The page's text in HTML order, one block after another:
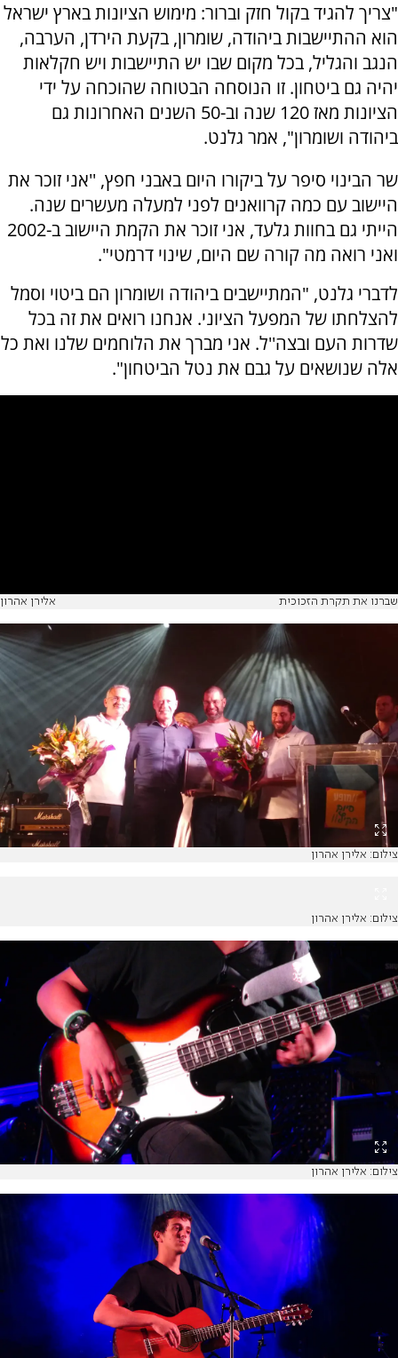
"צריך להגיד בקול חזק וברור: מימוש הציונות בארץ ישראל
הוא ההתיישבות ביהודה, שומרון, בקעת הירדן, הערבה,
הנגב והגליל, בכל מקום שבו יש התיישבות ויש חקלאות
יהיה גם ביטחון. זו הנוסחה הבטוחה שהוכחה על ידי
הציונות מאז 120 שנה וב-50 השנים האחרונות גם
ביהודה ושומרון", אמר גלנט.
שר הבינוי סיפר על ביקורו היום באבני חפץ, ''אני זוכר את
היישוב עם כמה קרוואנים לפני למעלה מעשרים שנה.
הייתי גם בחוות גלעד, אני זוכר את הקמת היישוב ב-2002
ואני רואה מה קורה שם היום, שינוי דרמטי".
לדברי גלנט, "המתיישבים ביהודה ושומרון הם ביטוי וסמל
להצלחתו של המפעל הציוני. אנחנו רואים את זה בכל
שדרות העם ובצה''ל. אני מברך את הלוחמים שלנו ואת כל
אלה שנושאים על גבם את נטל הביטחון".
שברנו את תקרת הזכוכית אלירן אהרון
צילום: אלירן אהרון
צילום: אלירן אהרון
צילום: אלירן אהרון